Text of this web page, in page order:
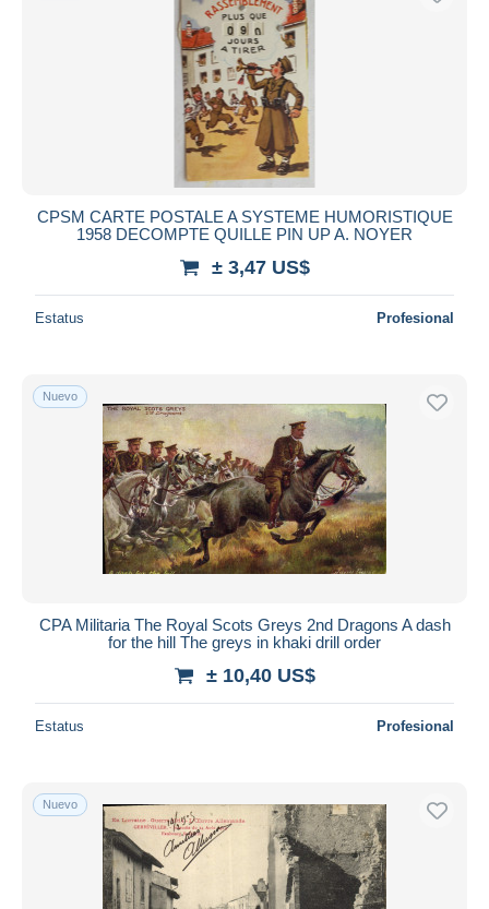
CPSM CARTE POSTALE A SYSTEME HUMORISTIQUE
1958 DECOMPTE QUILLE PIN UP A. NOYER
± 3,47 US$
Estatus Profesional
Nuevo
CPA Militaria The Royal Scots Greys 2nd Dragons A dash
for the hill The greys in khaki drill order
± 10,40 US$
Estatus Profesional
Nuevo